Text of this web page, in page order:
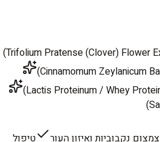
צמצום נקבוביות ואיזון העור טיפול